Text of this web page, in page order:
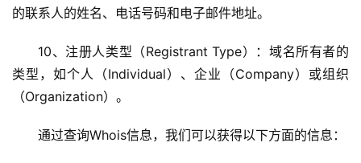
的联系人的姓名、电话号码和电子邮件地址。
10、注册人类型（Registrant Type）：域名所有者的
类型，如个人（Individual）、企业（Company）或组织
（Organization）。
通过查询Whois信息，我们可以获得以下方面的信息：